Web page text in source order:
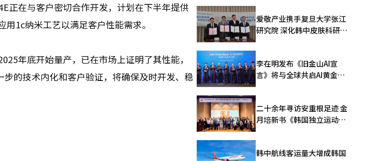
正在与客户密切合作开发，计划在下半年提供
1c纳米工艺以满足客户性能需求。
年底开始量产，已在市场上证明了其性能，
的技术内化和客户验证，将确保及时开发、稳
爱敬产业携手复旦大学张江
研究院 深化韩中皮肤科研合
李在明发布《旧金山AI宣
言》将与全球共启AI黄金时
二十余年寻访安重根足迹 金
月培新书《韩国独立运动圣
韩中航线客运量大增成韩国